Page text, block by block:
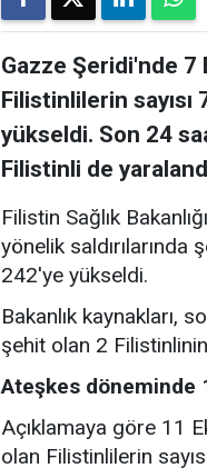
Gazze Şeridi'nde 7
Filistinlilerin sayısı
yükseldi. Son 24
Filistinli de
Filistin Sağlık
yönelik saldırılarında
242'ye yükseldi.
Bakanlık kaynakları,
şehit olan 2 Filistinlinin
Ateşkes döneminde
Açıklamaya göre 11
olan Filistinlilerin